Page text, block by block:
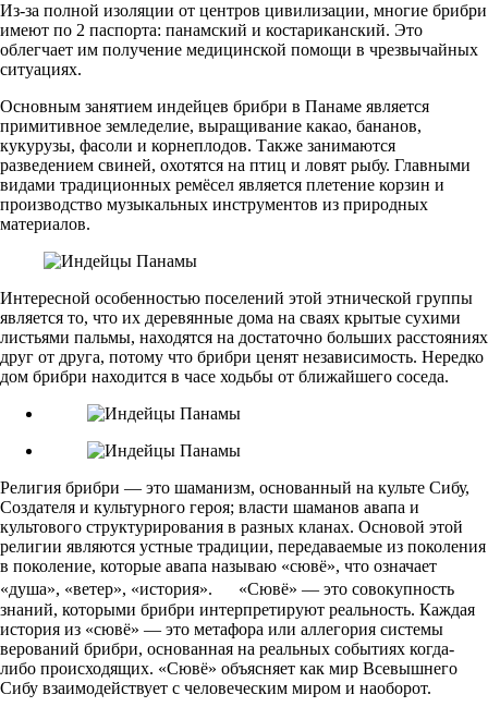
Из-за полной изоляции от центров цивилизации, многие брибри
имеют по 2 паспорта: панамский и костариканский. Это
облегчает им получение медицинской помощи в чрезвычайных
ситуациях.
Основным занятием индейцев брибри в Панаме является
примитивное земледелие, выращивание какао, бананов,
кукурузы, фасоли и корнеплодов. Также занимаются
разведением свиней, охотятся на птиц и ловят рыбу. Главными
видами традиционных ремёсел является плетение корзин и
производство музыкальных инструментов из природных
материалов.
Интересной особенностью поселений этой этнической группы
является то, что их деревянные дома на сваях крытые сухими
листьями пальмы, находятся на достаточно больших расстояниях
друг от друга, потому что брибри ценят независимость. Нередко
дом брибри находится в часе ходьбы от ближайшего соседа.
Религия брибри — это шаманизм, основанный на культе Сибу,
Создателя и культурного героя; власти шаманов авапа и
культового структурирования в разных кланах. Основой этой
религии являются устные традиции, передаваемые из поколения
в поколение, которые авапа называю «сювё», что означает
«душа», «ветер», «история». «Сювё» — это совокупность
знаний, которыми брибри интерпретируют реальность. Каждая
история из «сювё» — это метафора или аллегория системы
верований брибри, основанная на реальных событиях когда-
либо происходящих. «Сювё» объясняет как мир Всевышнего
Сибу взаимодействует с человеческим миром и наоборот.